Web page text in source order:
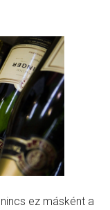
ez másként a